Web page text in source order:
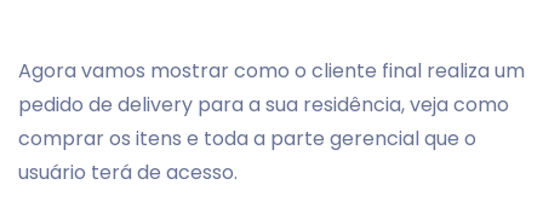
Agora vamos mostrar como o cliente final realiza um
pedido de delivery para a sua residência, veja como
comprar os itens e toda a parte gerencial que o
usuário terá de acesso.